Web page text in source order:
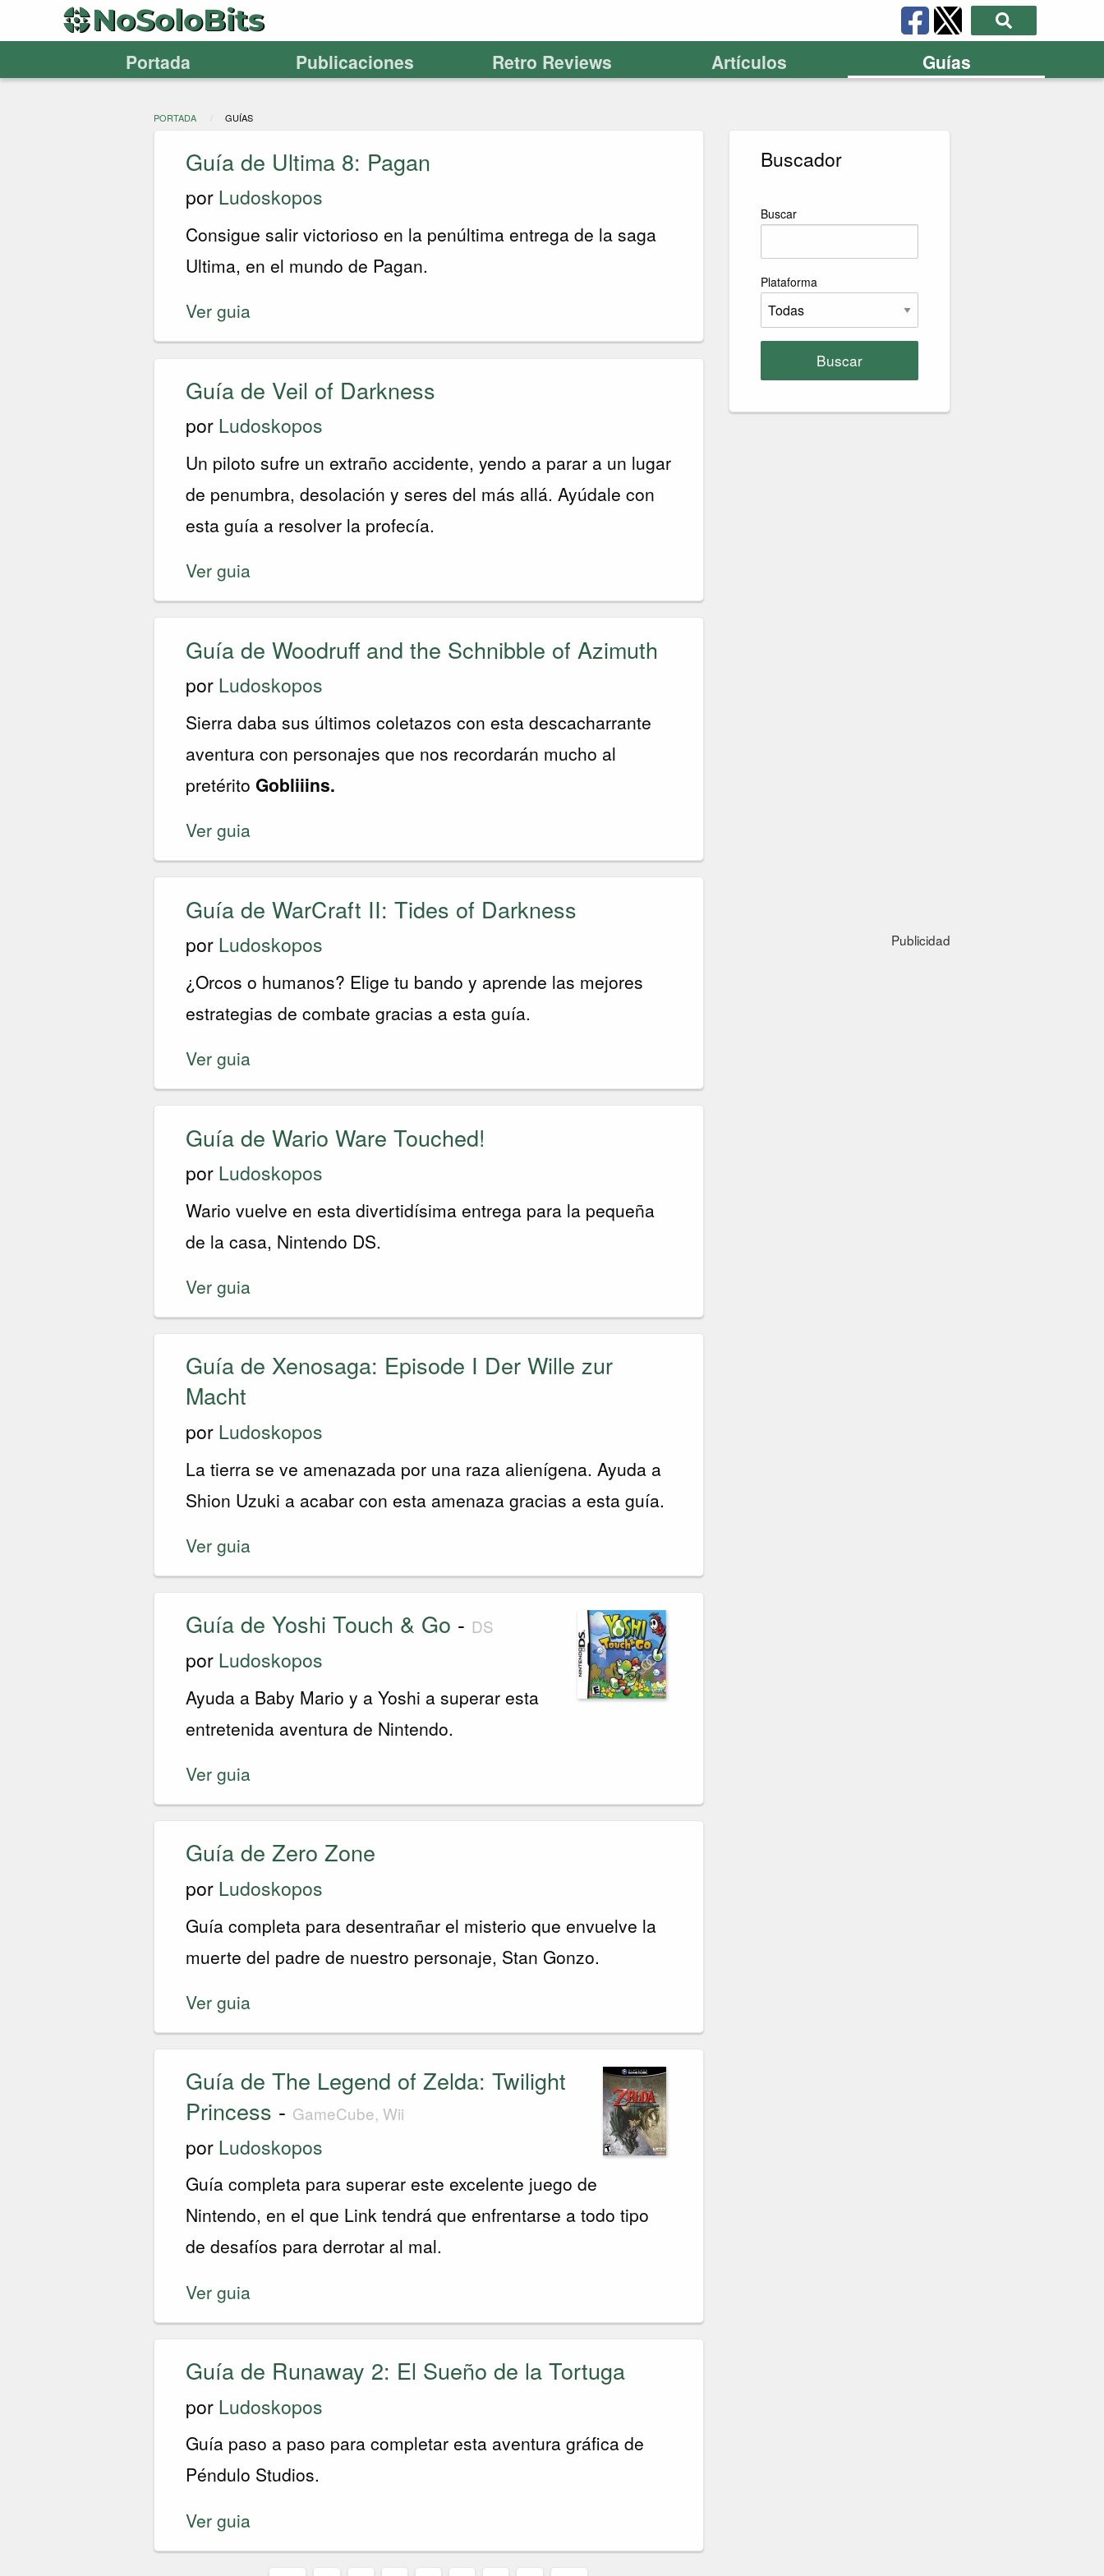
Portada Publicaciones Retro Reviews Artículos Guías
PORTADA GUÍAS
Buscador
Buscar
Plataforma
Buscar
Publicidad
Guía de Ultima 8: Pagan
por Ludoskopos
Consigue salir victorioso en la penúltima entrega de la saga
Ultima, en el mundo de Pagan.
Ver guia
Guía de Veil of Darkness
por Ludoskopos
Un piloto sufre un extraño accidente, yendo a parar a un lugar
de penumbra, desolación y seres del más allá. Ayúdale con
esta guía a resolver la profecía.
Ver guia
Guía de Woodruff and the Schnibble of Azimuth
por Ludoskopos
Sierra daba sus últimos coletazos con esta descacharrante
aventura con personajes que nos recordarán mucho al
pretérito Gobliiins.
Ver guia
Guía de WarCraft II: Tides of Darkness
por Ludoskopos
¿Orcos o humanos? Elige tu bando y aprende las mejores
estrategias de combate gracias a esta guía.
Ver guia
Guía de Wario Ware Touched!
por Ludoskopos
Wario vuelve en esta divertidísima entrega para la pequeña
de la casa, Nintendo DS.
Ver guia
Guía de Xenosaga: Episode I Der Wille zur
Macht
por Ludoskopos
La tierra se ve amenazada por una raza alienígena. Ayuda a
Shion Uzuki a acabar con esta amenaza gracias a esta guía.
Ver guia
Guía de Yoshi Touch & Go - DS
por Ludoskopos
Ayuda a Baby Mario y a Yoshi a superar esta
entretenida aventura de Nintendo.
Ver guia
Guía de Zero Zone
por Ludoskopos
Guía completa para desentrañar el misterio que envuelve la
muerte del padre de nuestro personaje, Stan Gonzo.
Ver guia
Guía de The Legend of Zelda: Twilight
Princess - GameCube, Wii
por Ludoskopos
Guía completa para superar este excelente juego de
Nintendo, en el que Link tendrá que enfrentarse a todo tipo
de desafíos para derrotar al mal.
Ver guia
Guía de Runaway 2: El Sueño de la Tortuga
por Ludoskopos
Guía paso a paso para completar esta aventura gráfica de
Péndulo Studios.
Ver guia